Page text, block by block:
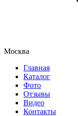
Москва
Главная
Каталог
Фото
Отзывы
Видео
Контакты